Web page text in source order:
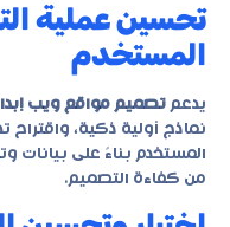
تحسين عملية
المستخدم
يدعم تصميم مواقع ويب
نماذج أولية ذكية،
المستخدم بناءً على بيانات
من كفاءة التصميم.